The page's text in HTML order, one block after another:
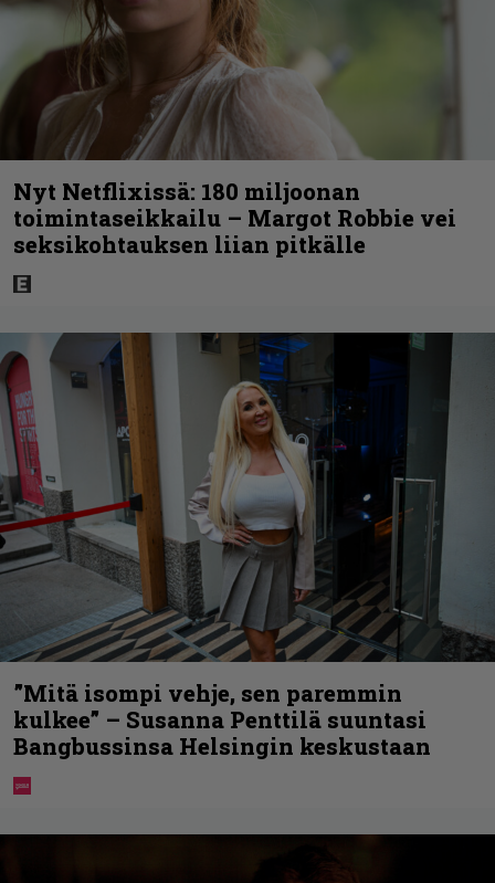
Nyt Netflixissä: 180 miljoonan
toimintaseikkailu – Margot Robbie vei
seksikohtauksen liian pitkälle
”Mitä isompi vehje, sen paremmin
kulkee” – Susanna Penttilä suuntasi
Bangbussinsa Helsingin keskustaan